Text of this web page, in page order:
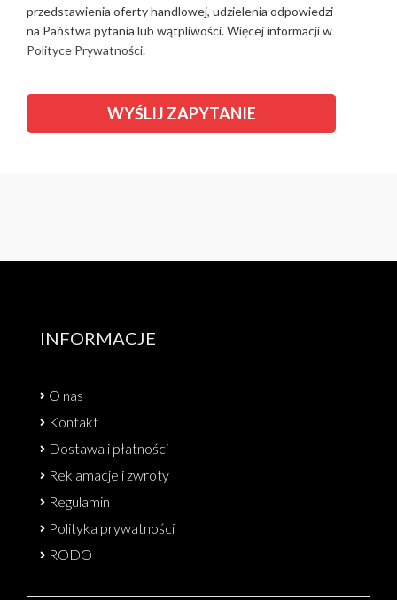
przedstawienia oferty handlowej, udzielenia odpowiedzi
na Państwa pytania lub wątpliwości. Więcej informacji w
Polityce Prywatności.
INFORMACJE
O nas
Kontakt
Dostawa i płatności
Reklamacje i zwroty
Regulamin
Polityka prywatności
RODO